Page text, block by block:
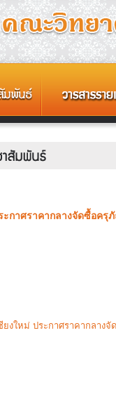
กาศราคากลางจัดซื้อครุ
งใหม่ ประกาศราคากลาง